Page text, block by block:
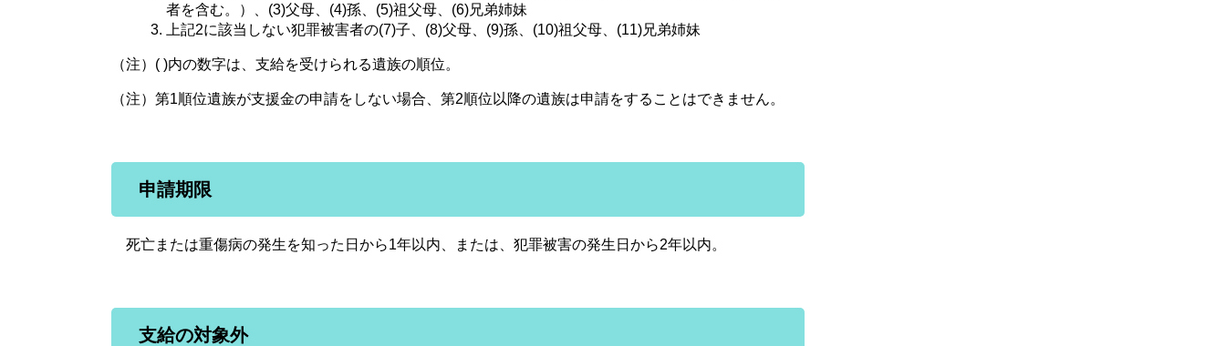
者を含む。）、(3)父母、(4)孫、(5)祖父母、(6)兄弟姉妹
上記2に該当しない犯罪被害者の(7)子、(8)父母、(9)孫、(10)祖父母、(11)兄弟姉妹
（注）( )内の数字は、支給を受けられる遺族の順位。
（注）第1順位遺族が支援金の申請をしない場合、第2順位以降の遺族は申請をすることはできません。
申請期限
死亡または重傷病の発生を知った日から1年以内、または、犯罪被害の発生日から2年以内。
支給の対象外